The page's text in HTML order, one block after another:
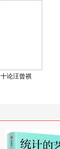
十论汪曾祺